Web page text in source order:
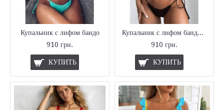
Купальник с лифом бандо
910 грн.
КУПИТЬ
Купальник с лифом бандо черный
910 грн.
КУПИТЬ